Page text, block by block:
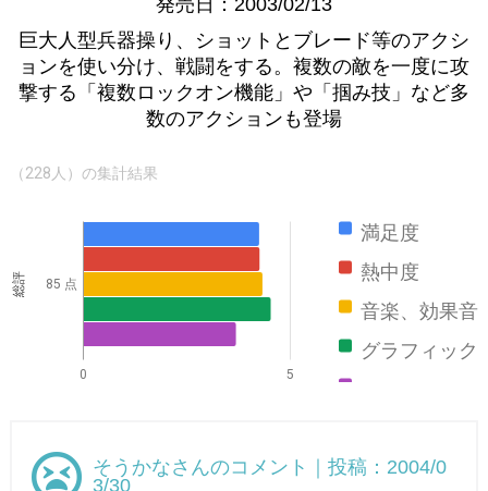
発売日：2003/02/13
巨大人型兵器操り、ショットとブレード等のアクシ
ョンを使い分け、戦闘をする。複数の敵を一度に攻
撃する「複数ロックオン機能」や「掴み技」など多
数のアクションも登場
（228人）の集計結果
満足度
熱中度
音楽、効果音
グラフィック
0 5
85 点
総評
そうかなさんのコメント｜投稿：2004/0
3/30